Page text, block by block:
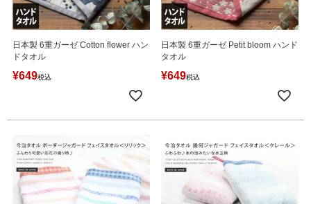
日本製 6重ガーゼ Cotton flower ハン
ドタオル
¥649税込
日本製 6重ガーゼ Petit bloom ハンド
タオル
¥649税込